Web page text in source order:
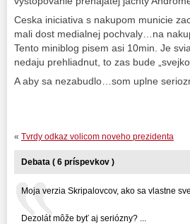
Ceska iniciativa s nakupom municie
mali dost medialnej pochvaly…na
Tento miniblog pisem asi 10min. Je
nedaju prehliadnut, to zas bude
A aby sa nezabudlo…som uplne
« Tvrdy odkaz volicom noveho prezidenta
Debata ( 6 príspevkov )
Moja verzia Skripalovcov, ako sa vlastne
Dezolát môže byť aj seriózny? ...